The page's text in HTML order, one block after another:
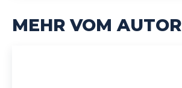
MEHR VOM AUTOR